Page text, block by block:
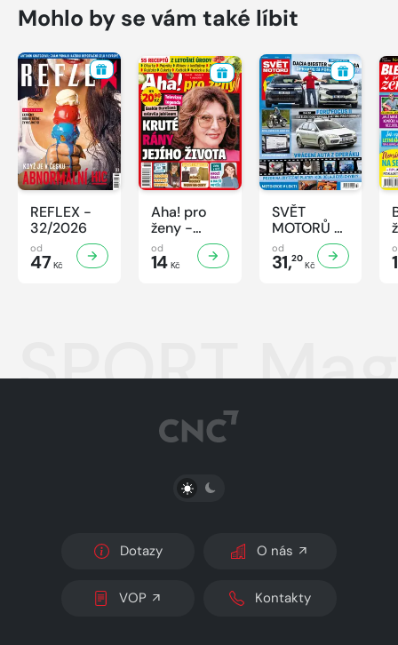
Mohlo by se vám také líbit
REFLEX -
32/2026
od
47 Kč
Aha! pro
ženy -
32/2026
od
14Kč
SVĚT
MOTORŮ -
32/2026
od
31,20
Kč
SPORT
PŘEPNOUT SVĚTLÝ/TMAVÝ REŽIM
Dotazy O nás
VOP Kontakty